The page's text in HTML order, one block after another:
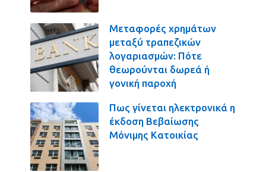
Μεταφορές χρημάτων
μεταξύ τραπεζικών
λογαριασμών: Πότε
θεωρούνται δωρεά ή
γονική παροχή
Πως γίνεται ηλεκτρονικά η
έκδοση Βεβαίωσης
Μόνιμης Κατοικίας